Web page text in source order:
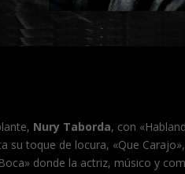
Nury Taborda, con
su toque de locura, «Que
donde la actriz, músico y